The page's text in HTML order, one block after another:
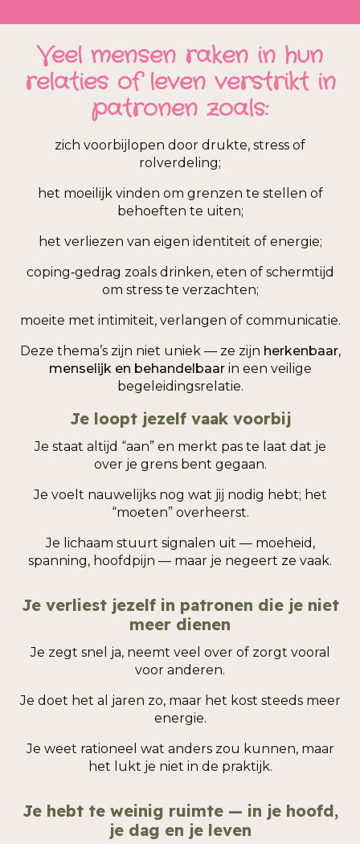
Veel mensen raken in hun
relaties of leven verstrikt in
patronen zoals:
zich voorbijlopen door drukte, stress of
rolverdeling;
het moeilijk vinden om grenzen te stellen of
behoeften te uiten;
het verliezen van eigen identiteit of energie;
coping‑gedrag zoals drinken, eten of schermtijd
om stress te verzachten;
moeite met intimiteit, verlangen of communicatie.
Deze thema’s zijn niet uniek — ze zijn herkenbaar,
menselijk en behandelbaarin een veilige
begeleidingsrelatie.
Je loopt jezelf vaak voorbij
Je staat altijd “aan” en merkt pas te laat dat je
over je grens bent gegaan.
Je voelt nauwelijks nog wat jij nodig hebt; het
“moeten” overheerst.
Je lichaam stuurt signalen uit — moeheid,
spanning, hoofdpijn — maar je negeert ze vaak.
Je verliest jezelf in patronen die je niet
meer dienen
Je zegt snel ja, neemt veel over of zorgt vooral
voor anderen.
Je doet het al jaren zo, maar het kost steeds meer
energie.
Je weet rationeel wat anders zou kunnen, maar
het lukt je niet in de praktijk.
Je hebt te weinig ruimte — in je hoofd,
je dag en je leven